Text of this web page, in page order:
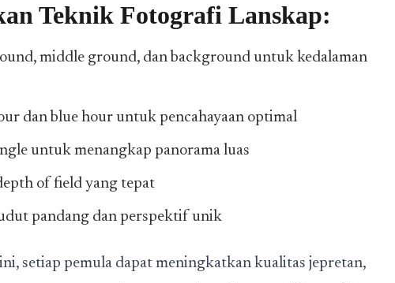
Teknik Fotografi Lanskap:
middle ground, dan background untuk kedalaman
dan blue hour untuk pencahayaan optimal
untuk menangkap panorama luas
of field yang tepat
pandang dan perspektif unik
setiap pemula dapat meningkatkan kualitas jepretan,